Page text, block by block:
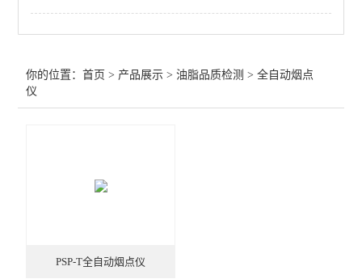
你的位置：首页 > 产品展示 >油脂品质检测 >全自动烟点
仪
PSP-T全自动烟点仪